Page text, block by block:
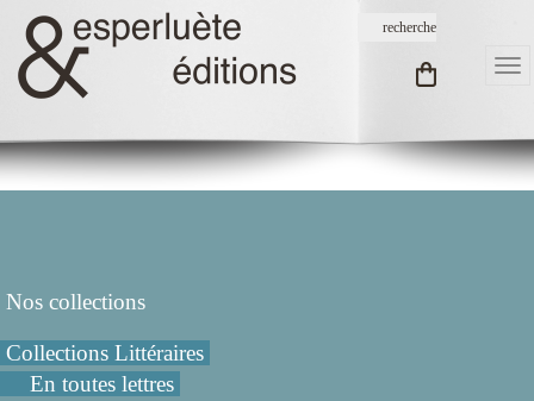
Nos collections
Collections Littéraires
En toutes lettres